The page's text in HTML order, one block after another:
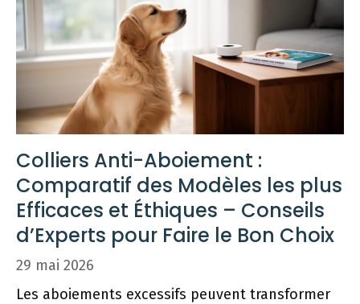
Colliers Anti-Aboiement :
Comparatif des Modèles les plus
Efficaces et Éthiques – Conseils
d’Experts pour Faire le Bon Choix
29 mai 2026
Les aboiements excessifs peuvent transformer